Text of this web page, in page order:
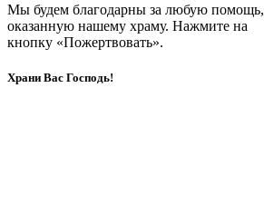
Мы будем благодарны за любую помощь,
оказанную нашему храму. Нажмите на
кнопку «Пожертвовать».
Храни Вас Господь!